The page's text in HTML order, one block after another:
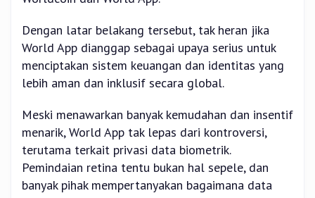
Dengan latar belakang tersebut, tak heran jika
World App dianggap sebagai upaya serius untuk
menciptakan sistem keuangan dan identitas yang
lebih aman dan inklusif secara global.
Meski menawarkan banyak kemudahan dan insentif
menarik, World App tak lepas dari kontroversi,
terutama terkait privasi data biometrik.
Pemindaian retina tentu bukan hal sepele, dan
banyak pihak mempertanyakan bagaimana data